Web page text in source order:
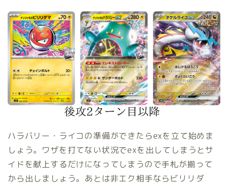
ハラバリー・ライコの準備ができたらexを立て始めま
しょう。ワザを打てない状況でexを出してしまうとサ
イドを献上するだけになってしまうので手札が揃って
から出しましょう。あとは非エク相手ならビリリダ